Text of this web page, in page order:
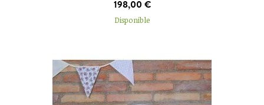
198,00 €
Disponible